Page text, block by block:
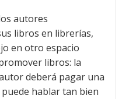
autores
libros en librerías,
en otro espacio
libros: la
deberá pagar una
puede hablar tan bien